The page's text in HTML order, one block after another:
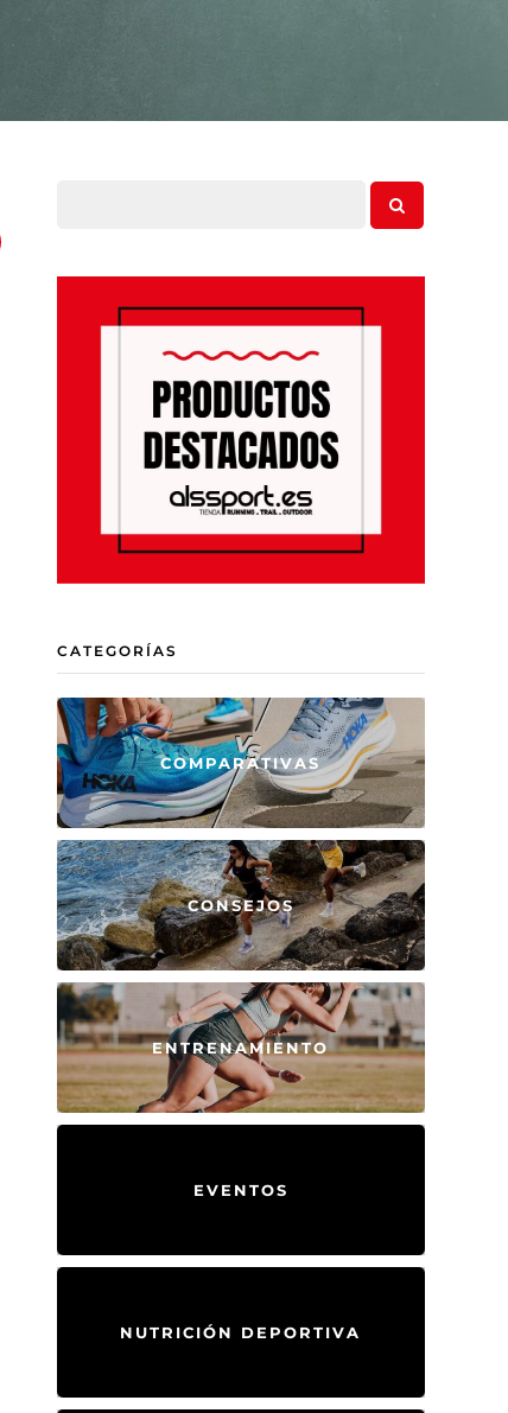
CATEGORÍAS
COMPARATIVAS
CONSEJOS
ENTRENAMIENTO
EVENTOS
NUTRICIÓN DEPORTIVA